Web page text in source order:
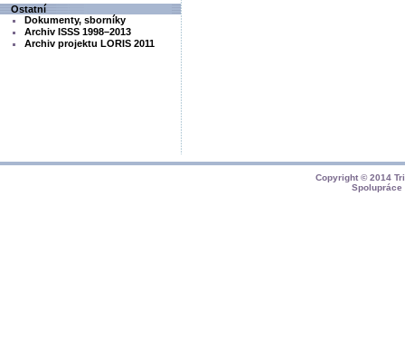
Ostatní
Dokumenty, sborníky
Archiv ISSS 1998–2013
Archiv projektu LORIS 2011
Copyright © 2014